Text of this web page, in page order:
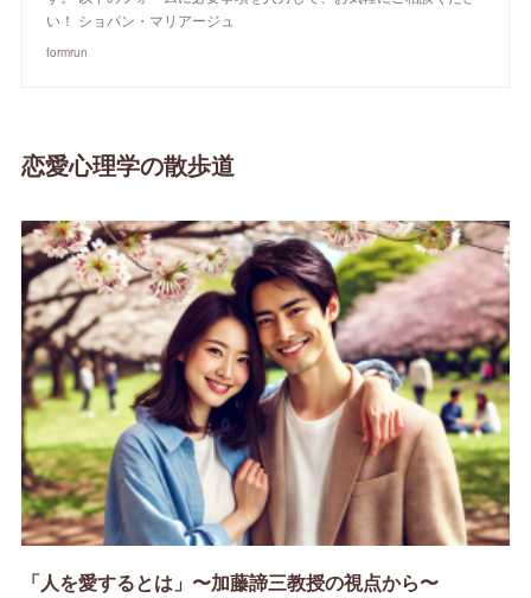
い！ ショパン・マリアージュ
formrun
恋愛心理学の散歩道
「人を愛するとは」〜加藤諦三教授の視点から〜